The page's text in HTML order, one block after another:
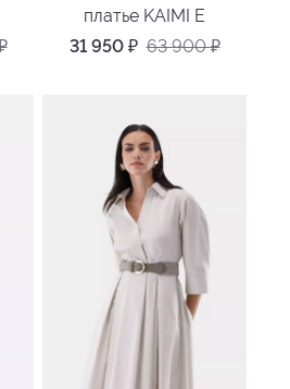
платье KAIMI E
31 950 ₽ 63 900₽